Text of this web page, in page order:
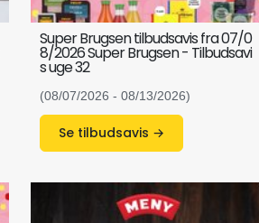
Super Brugsen tilbudsavis fra 07/0
8/2026 Super Brugsen - Tilbudsavi
s uge 32
(08/07/2026 - 08/13/2026)
Se tilbudsavis →